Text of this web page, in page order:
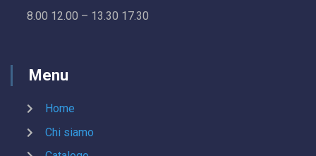
8.00 12.00 – 13.30 17.30
Menu
Home
Chi siamo